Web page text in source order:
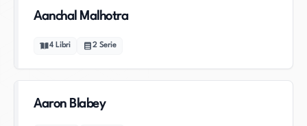
Aanchal Malhotra
4 Libri 2 Serie
Aaron Blabey